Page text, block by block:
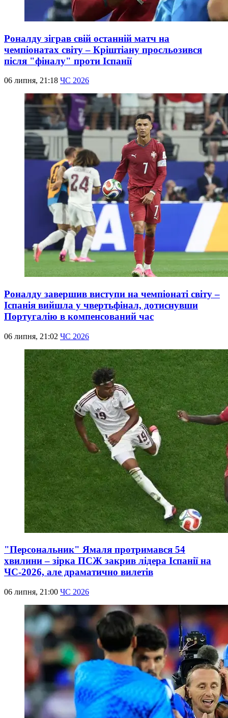
Роналду зіграв свій останній матч на
чемпіонатах світу – Кріштіану просльозився
після "фіналу" проти Іспанії
06 липня, 21:18 ЧС 2026
Роналду завершив виступи на чемпіонаті світу –
Іспанія вийшла у чвертьфінал, дотиснувши
Португалію в компенсований час
06 липня, 21:02 ЧС 2026
"Персональник" Ямаля протримався 54
хвилини – зірка ПСЖ закрив лідера Іспанії на
ЧС-2026, але драматично вилетів
06 липня, 21:00 ЧС 2026